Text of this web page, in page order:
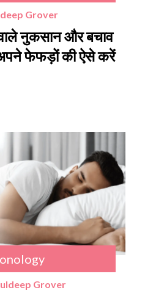
Grover
नुकसान और बचाव
फेफड़ों की ऐसे करें
Grover